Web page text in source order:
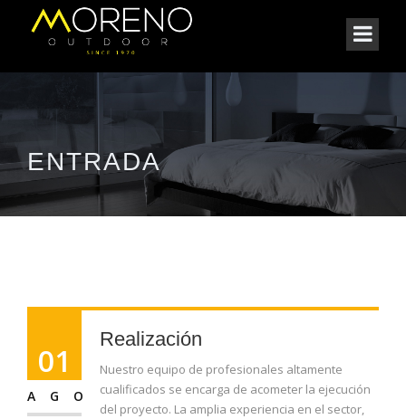
ENTRADA
01
AGO
Realización
Nuestro equipo de profesionales altamente
cualificados se encarga de acometer la ejecución
del proyecto. La amplia experiencia en el sector,